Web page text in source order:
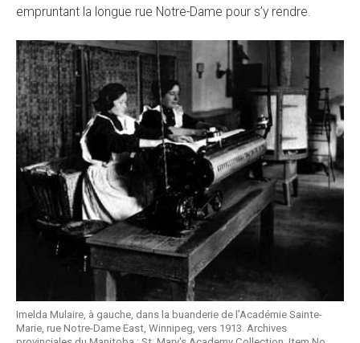
empruntant la longue rue Notre-Dame pour s’y rendre.
Imelda Mulaire, à gauche, dans la buanderie de l’Académie Sainte-
Marie, rue Notre-Dame East, Winnipeg, vers 1913. Archives